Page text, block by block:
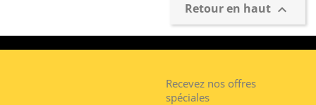
Retour en haut 
Recevez nos offres
spéciales